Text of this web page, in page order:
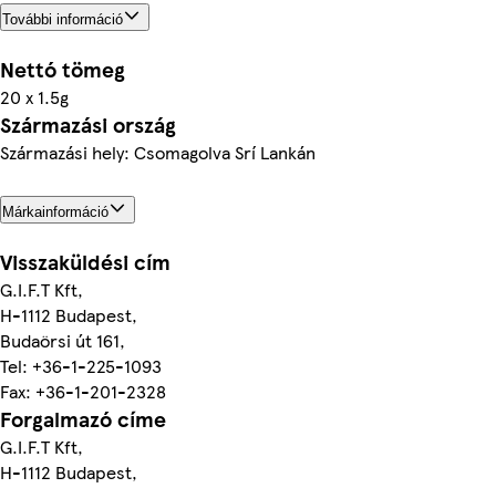
További információ
Nettó tömeg
20 x 1.5g
Származási ország
Származási hely: Csomagolva Srí Lankán
Márkainformáció
Visszaküldési cím
G.I.F.T Kft,
H-1112 Budapest,
Budaörsi út 161,
Tel: +36-1-225-1093
Fax: +36-1-201-2328
Forgalmazó címe
G.I.F.T Kft,
H-1112 Budapest,